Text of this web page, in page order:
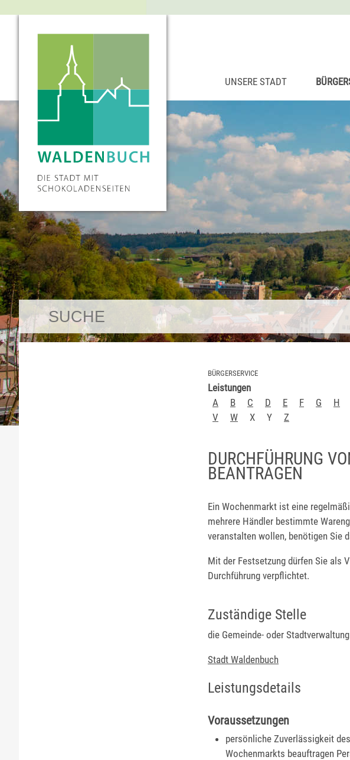
UNSERE STADT
BÜRGERSERVICE
Leistungen
A
B C D E F G H
V
W X Y Z
DURCHFÜHRUNG
BEANTRAGEN
Ein Wochenmarkt ist eine
mehrere Händler bestimmte
veranstalten wollen, benötigen Sie
Mit der Festsetzung dürfen Sie als
Durchführung verpflichtet.
Zuständige Stelle
die Gemeinde- oder
Stadt Waldenbuch
Leistungsdetails
Voraussetzungen
persönliche Zuverlässigkeit
Wochenmarkts beauftragen